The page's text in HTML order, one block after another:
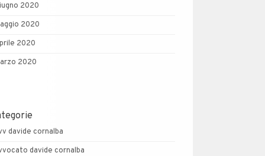
2020
2020
2020
2020
davide cornalba
davide cornalba